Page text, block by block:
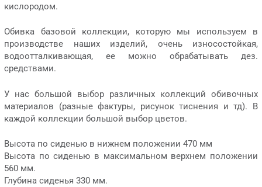
кислородом.
Обивка базовой коллекции, которую мы используем в
производстве наших изделий, очень износостойкая,
водоотталкивающая, ее можно обрабатывать дез.
средствами.
У нас большой выбор различных коллекций обивочных
материалов (разные фактуры, рисунок тиснения и тд). В
каждой коллекции большой выбор цветов.
Высота по сиденью в нижнем положении 470 мм
Высота по сиденью в максимальном верхнем положении
560 мм.
Глубина сиденья 330 мм.